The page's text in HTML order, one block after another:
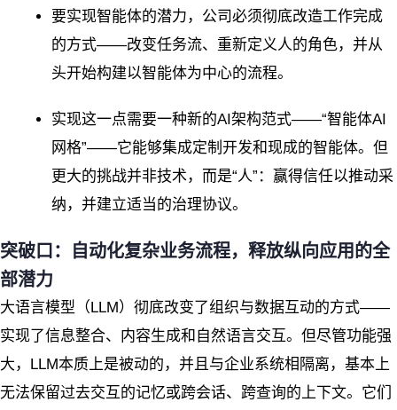
要实现智能体的潜力，公司必须彻底改造工作完成
的方式——改变任务流、重新定义人的角色，并从
头开始构建以智能体为中心的流程。
实现这一点需要一种新的AI架构范式——“智能体AI
网格”——它能够集成定制开发和现成的智能体。但
更大的挑战并非技术，而是“人”：赢得信任以推动采
纳，并建立适当的治理协议。
突破口：自动化复杂业务流程，释放纵向应用的全
部潜力
大语言模型（LLM）彻底改变了组织与数据互动的方式——
实现了信息整合、内容生成和自然语言交互。但尽管功能强
大，LLM本质上是被动的，并且与企业系统相隔离，基本上
无法保留过去交互的记忆或跨会话、跨查询的上下文。它们